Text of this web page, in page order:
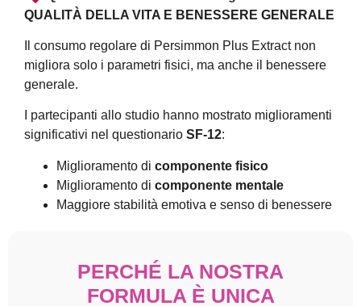
QUALITÀ DELLA VITA E BENESSERE GENERALE
Il consumo regolare di Persimmon Plus Extract non
migliora solo i parametri fisici, ma anche il benessere
generale.
I partecipanti allo studio hanno mostrato miglioramenti
significativi nel questionario SF-12:
Miglioramento di componente fisico
Miglioramento di componente mentale
Maggiore stabilità emotiva e senso di benessere
PERCHÉ LA NOSTRA
FORMULA È UNICA